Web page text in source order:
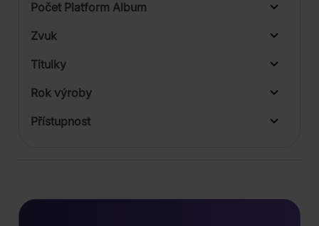
Počet Platform Album
Zvuk
Titulky
Rok výroby
Přístupnost